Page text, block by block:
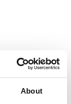
About